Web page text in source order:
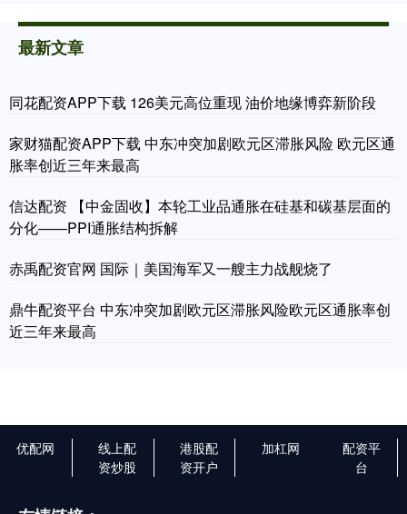
最新文章
同花配资APP下载 126美元高位重现 油价地缘博弈新阶段
家财猫配资APP下载 中东冲突加剧欧元区滞胀风险 欧元区通
胀率创近三年来最高
信达配资 【中金固收】本轮工业品通胀在硅基和碳基层面的
分化——PPI通胀结构拆解
赤禹配资官网 国际｜美国海军又一艘主力战舰烧了
鼎牛配资平台 中东冲突加剧欧元区滞胀风险欧元区通胀率创
近三年来最高
优配网
线上配
资炒股
港股配
资开户
加杠网
配资平
台